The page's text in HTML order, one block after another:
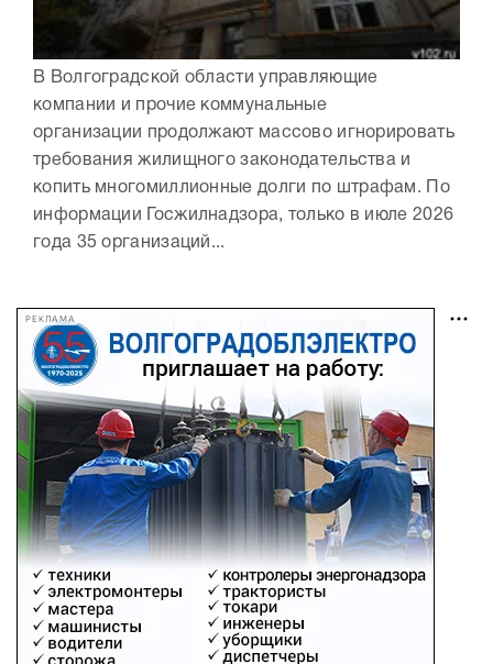
В Волгоградской области управляющие
компании и прочие коммунальные
организации продолжают массово игнорировать
требования жилищного законодательства и
копить многомиллионные долги по штрафам. По
информации Госжилнадзора, только в июле 2026
года 35 организаций...
РЕКЛАМА